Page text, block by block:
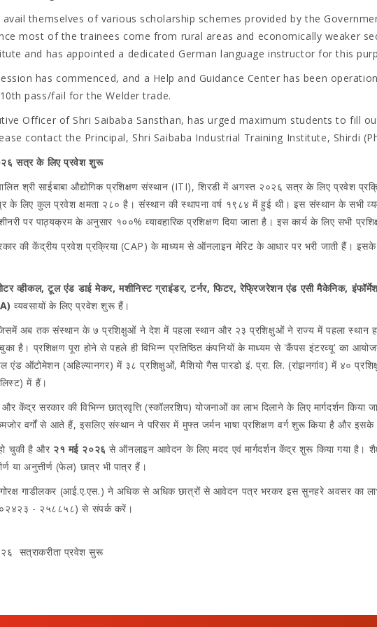
themselves of various scholarship schemes provided by the
most of the trainees come from rural areas and economically weaker
and has appointed a dedicated German language instructor for this
has commenced, and a Help and Guidance Center has been
pass/fail for the Welder trade.
Officer of Shri Saibaba Sansthan, has urged maximum students to fill
contact the Principal, Shri Saibaba Industrial Training Institute, Shirdi
सत्र के लिए प्रवेश शुरू
संचालित श्री साईबाबा औद्योगिक प्रशिक्षण संस्थान (ITI), शिरडी में अगस्त २०२६ सत्र के लिए
के लिए कुल प्रवेश क्षमता २८० है। संस्थान की स्थापना वर्ष १९८४ में हुई थी। इस संस्थान के सभी
पर पाठ्यक्रम के अनुसार १००% व्यावहारिक प्रशिक्षण दिया जाता है। इस कार्य के लिए सभी
की केंद्रीय प्रवेश प्रक्रिया (CAP) के माध्यम से ऑनलाइन मेरिट के आधार पर भरी जाती हैं।
व्हीकल, टूल एंड डाई मेकर, मशीनिस्ट ग्राइंडर, टर्नर, फिटर, रेफ्रिजरेशन एंड एसी मैकेनिक,
व्यवसायों के लिए प्रवेश शुरू हैं।
जिसमें अब तक संस्थान के ७ प्रशिक्षुओं ने देश में पहला स्थान और २३ प्रशिक्षुओं ने राज्य में पहला
है। प्रशिक्षण पूरा होने से पहले ही विभिन्न प्रतिष्ठित कंपनियों के माध्यम से 'कैंपस इंटरव्यू' का
एंड ऑटोमेशन (अहिल्यानगर) में ३८ प्रशिक्षुओं, मैशियो गैस पारडो इं. प्रा. लि. (रांझनगांव) में ४०
में हैं।
केंद्र सरकार की विभिन्न छात्रवृत्ति (स्कॉलरशिप) योजनाओं का लाभ दिलाने के लिए मार्गदर्शन
वर्गों से आते हैं, इसलिए संस्थान ने परिसर में मुफ्त जर्मन भाषा प्रशिक्षण वर्ग शुरू किया है और इसके
चुकी है और २१ मई २०२६ से ऑनलाइन आवेदन के लिए मदद एवं मार्गदर्शन केंद्र शुरू किया गया है।
या अनुत्तीर्ण (फेल) छात्र भी पात्र हैं।
गोरक्ष गाडीलकर (आई.ए.एस.) ने अधिक से अधिक छात्रों से आवेदन पत्र भरकर इस सुनहरे अवसर का
०२४२३ - २५८८५८) से संपर्क करें।
सत्राकरीता प्रवेश सुरू